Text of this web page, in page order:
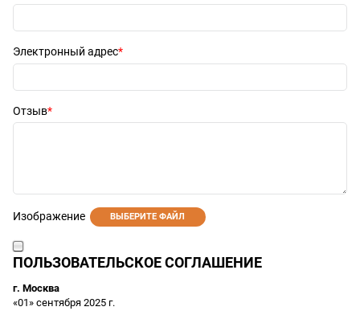
Электронный адрес
Отзыв
Изображение ВЫБЕРИТЕ ФАЙЛ
ПОЛЬЗОВАТЕЛЬСКОЕ СОГЛАШЕНИЕ
г. Москва
«01» сентября 2025 г.